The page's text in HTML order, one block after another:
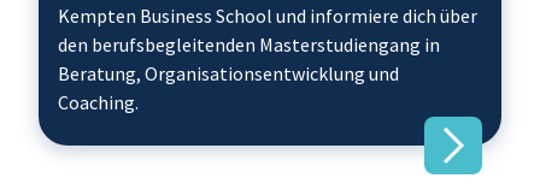
Kempten Business School und informiere dich über
den berufsbegleitenden Masterstudiengang in
Beratung, Organisationsentwicklung und
Coaching.